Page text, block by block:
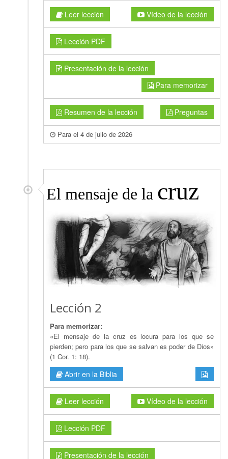
Leer lección Vídeo de la lección
Lección PDF
Presentación de la lección
Para memorizar
Resumen de la lección Preguntas
Para el 4 de julio de 2026
El mensaje de la cruz
Lección 2
Para memorizar:
«El mensaje de la cruz es locura para los que se
pierden; pero para los que se salvan es poder de Dios»
(1 Cor. 1: 18).
Abrir en la Biblia
Leer lección Vídeo de la lección
Lección PDF
Presentación de la lección